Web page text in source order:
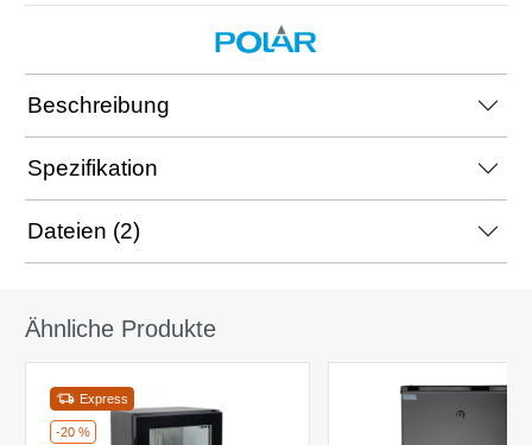
Beschreibung
Spezifikation
Dateien (2)
Ähnliche Produkte
-20 %
Express